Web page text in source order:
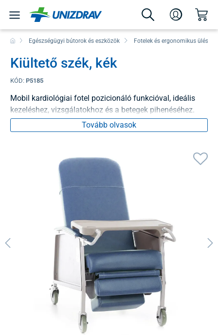
Egészségügyi bútorok és eszközök Fotelek és ergonomikus ülés
Kiültető szék, kék
KÓD: P5185
Mobil kardiológiai fotel pozicionáló funkcióval, ideális
kezeléshez, vizsgálatokhoz és a betegek pihenéséhez.
Tovább olvasok